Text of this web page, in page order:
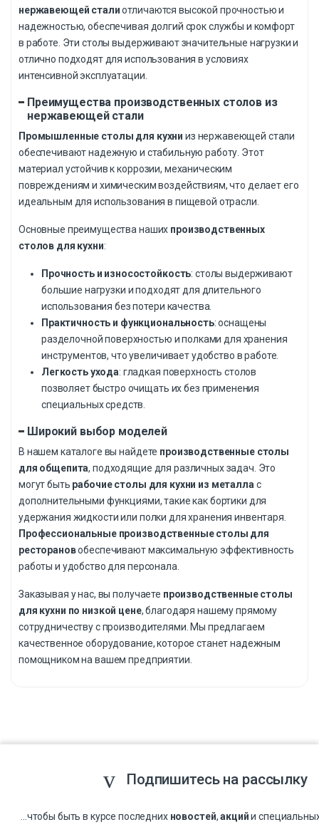
нержавеющей сталиотличаются высокой прочностью и
надежностью, обеспечивая долгий срок службы и комфорт
в работе. Эти столы выдерживают значительные нагрузки и
отлично подходят для использования в условиях
интенсивной эксплуатации.
Преимущества производственных столов из
нержавеющей стали
Промышленные столы для кухни из нержавеющей стали
обеспечивают надежную и стабильную работу. Этот
материал устойчив к коррозии, механическим
повреждениям и химическим воздействиям, что делает его
идеальным для использования в пищевой отрасли.
Основные преимущества наших производственных
столов для кухни:
Прочность и износостойкость: столы выдерживают
большие нагрузки и подходят для длительного
использования без потери качества.
Практичность и функциональность: оснащены
разделочной поверхностью и полками для хранения
инструментов, что увеличивает удобство в работе.
Легкость ухода: гладкая поверхность столов
позволяет быстро очищать их без применения
специальных средств.
Широкий выбор моделей
В нашем каталоге вы найдете производственные столы
для общепита, подходящие для различных задач. Это
могут быть рабочие столы для кухни из металла с
дополнительными функциями, такие как бортики для
удержания жидкости или полки для хранения инвентаря.
Профессиональные производственные столы для
ресторановобеспечивают максимальную эффективность
работы и удобство для персонала.
Заказывая у нас, вы получаете производственные столы
для кухни по низкой цене, благодаря нашему прямому
сотрудничеству с производителями. Мы предлагаем
качественное оборудование, которое станет надежным
помощником на вашем предприятии.
Подпишитесь на рассылку
...чтобы быть в курсе последних новостей,акцийи